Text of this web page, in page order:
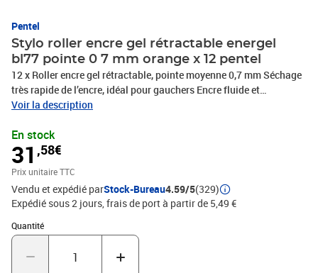
Pentel
Stylo roller encre gel rétractable energel
bl77 pointe 0 7 mm orange x 12 pentel
12 x Roller encre gel rétractable, pointe moyenne 0,7 mm Séchage
très rapide de l’encre, idéal pour gauchers Encre fluide et
lumineuse, grand confort et douceur d’écriture Ne fuit pas, ne bave
Assortis aux porte-mines Energize Rechargeable (réf : LR7)Taille
de la pointe 0,7 mm Largeur du tracé 0,35 mm, PHOTOS NON
CONTRACTUELLES
Voir la description
En stock
31 ,58€
Prix unitaire TTC
Vendu et expédié parStock-Bureau4.59/5(329)
Expédié sous 2 jours, frais de port à partir de 5,49 €
Quantité
Quantité : 1